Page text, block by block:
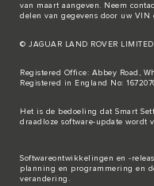
van maart aangeven. Neem
delen van gegevens door uw VIN
© JAGUAR LAND ROVER
Registered Office: Abbey Road,
Registered in England No:
Het is de bedoeling dat Smart
draadloze software-update wordt
Softwareontwikkelingen en -
planning en programmering en
verandering.